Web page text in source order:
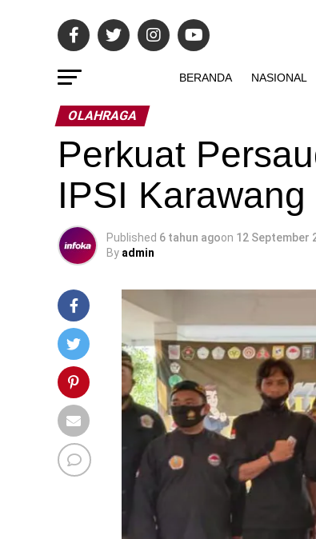
BERANDA NASIONAL
OLAHRAGA
Perkuat
IPSI
Published 6 tahun agoon 12 September
By admin